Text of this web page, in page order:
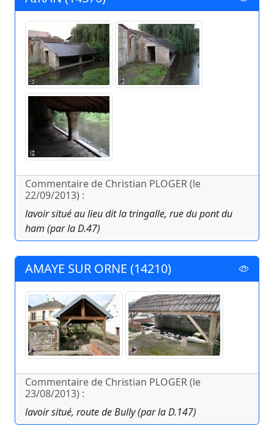
Commentaire de Christian PLOGER (le
22/09/2013) :
lavoir situé au lieu dit la tringalle, rue du pont du
ham (par la D.47)
AMAYE SUR ORNE (14210)
Commentaire de Christian PLOGER (le
23/08/2013) :
lavoir situé, route de Bully (par la D.147)